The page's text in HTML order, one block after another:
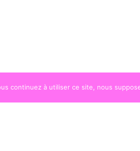
continuez à utiliser ce site, nous